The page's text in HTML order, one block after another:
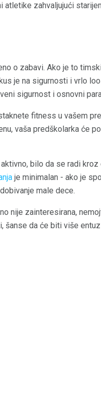
zahvaljujući
o zabavi. Ako je to
je na sigurnosti i vrlo
sigurnost i osnovni
fitness u vašem
vaša predškolarka će
bilo da se radi
je minimalan - ako je
male dece.
nije zainteresirana,
da će biti više